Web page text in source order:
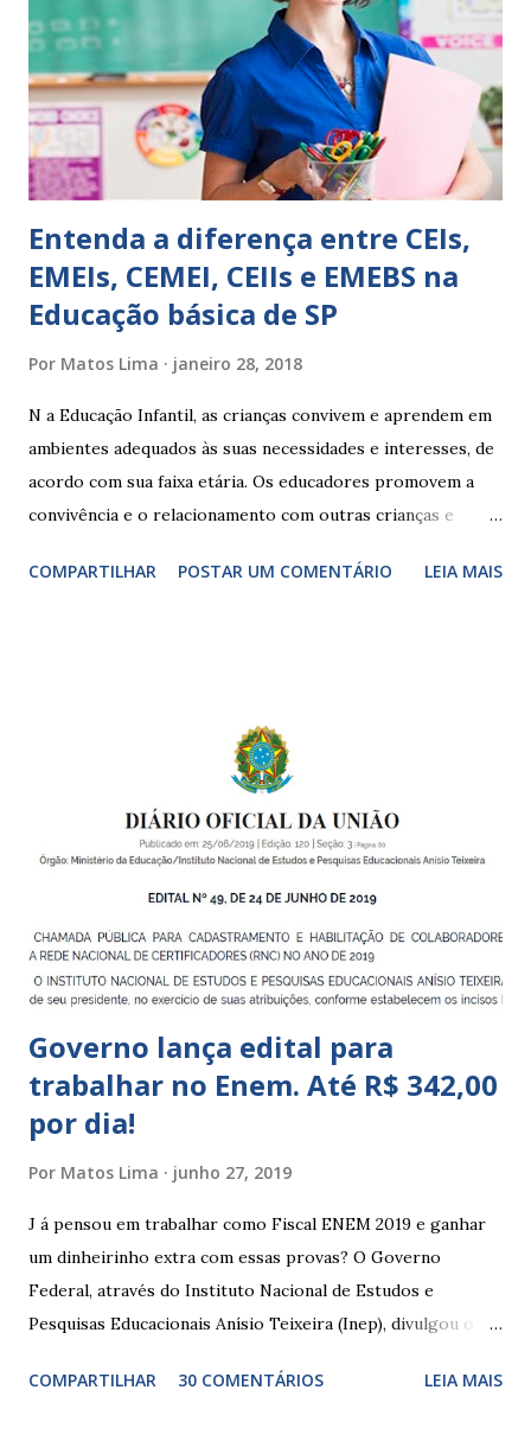
escreve O aluno não sabe O aluno não adquiriu os
conceitos, está em fase de aprendizado. Não tem limites
Apresenta dificuldades de auto-regulação, pois… É nervoso
Ainda não desenvolveu habilidades para convívio no
ambiente...
Entenda a diferença entre CEIs,
EMEIs, CEMEI, CEIIs e EMEBS na
Educação básica de SP
Por Matos Lima janeiro 28, 2018
N a Educação Infantil, as crianças convivem e aprendem em
ambientes adequados às suas necessidades e interesses, de
acordo com sua faixa etária. Os educadores promovem a
convivência e o relacionamento com outras crianças e
garantir o direito das crianças a uma educação integral e de
crianças de zero a 3 anos e 11 meses; – EMEIs - Escolas
Municipais de Educação Infantil, que atendem crianças de 4
a 5 anos e 11 meses; – CEMEI - Centro Municipal de
Educação Infantil, que recebe crianças de zero a 5 anos e 11
Indígena, e trabalham com cri...
COMPARTILHAR POSTAR UM COMENTÁRIO LEIA MAIS
Governo lança edital para
trabalhar no Enem. Até R$ 342,00
por dia!
Por Matos Lima junho 27, 2019
J á pensou em trabalhar como Fiscal ENEM 2019 e ganhar
um dinheirinho extra com essas provas? O Governo
Federal, através do Instituto Nacional de Estudos e
Pesquisas Educacionais Anísio Teixeira (Inep), divulgou o
Enem 2019. O Exame Nacional do Ensino Médio ou ENEM é
COMPARTILHAR 30 COMENTÁRIOS LEIA MAIS